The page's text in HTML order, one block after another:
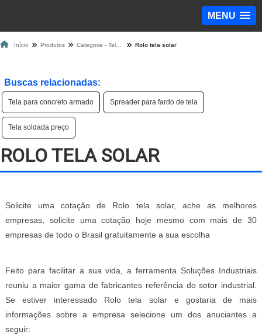
MENU
Início Produtos Rolo tela solar
Buscas relacionadas:
Tela para concreto armado Spreader para fardo de tela
Tela soldada preço
ROLO TELA SOLAR
Solicite uma cotação de Rolo tela solar, ache as melhores
empresas, solicite uma cotação hoje mesmo com mais de 30
empresas de todo o Brasil gratuitamente a sua escolha
Feito para facilitar a sua vida, a ferramenta Soluções Industriais
reuniu a maior gama de fabricantes referência do setor industrial.
Se estiver interessado Rolo tela solar e gostaria de mais
informações sobre a empresa selecione um dos anuciantes a
seguir: